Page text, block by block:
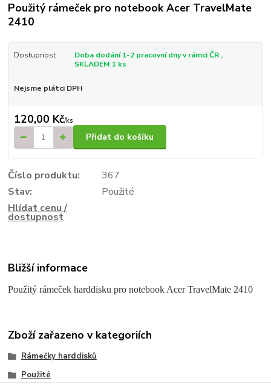
Použitý rámeček pro notebook Acer TravelMate
2410
Dostupnost
Doba dodání 1-2 pracovní dny v rámci ČR ,
SKLADEM 1 ks
Nejsme plátci DPH
120,00 Kč/ks
Přidat do košíku
Číslo produktu:
367
Stav:
Použité
Hlídat cenu /
dostupnost
Bližší informace
Použitý rámeček harddisku pro notebook Acer TravelMate 2410
Zboží zařazeno v kategoriích
Rámečky harddisků
Použité